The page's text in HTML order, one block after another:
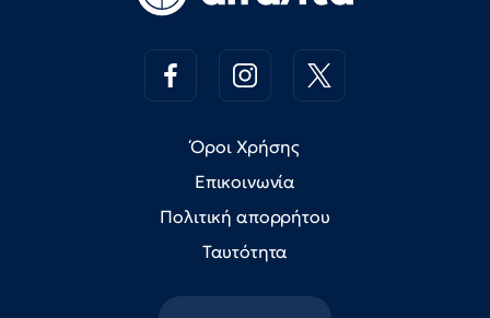
Όροι Χρήσης
Επικοινωνία
Πολιτική απορρήτου
Ταυτότητα